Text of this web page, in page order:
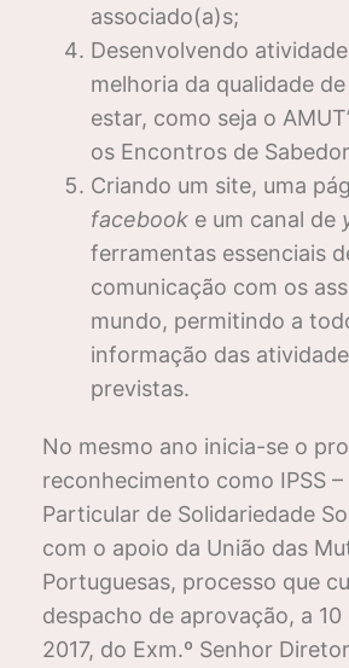
associado(a)s;
Desenvolvendo
melhoria da qualidade
estar, como seja o
os Encontros de
Criando um site, uma
facebook e um canal de
ferramentas essenciais
comunicação com os
mundo, permitindo a
informação das
previstas.
No mesmo ano inicia-se o
reconhecimento como IPSS
Particular de Solidariedade
com o apoio da União das
Portuguesas, processo que
despacho de aprovação, a
2017, do Exm.º Senhor